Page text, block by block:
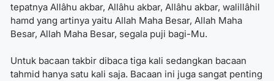
tepatnya Allâhu akbar, Allâhu akbar, Allâhu akbar, walillâhil
hamd yang artinya yaitu Allah Maha Besar, Allah Maha
Besar, Allah Maha Besar, segala puji bagi-Mu.
Untuk bacaan takbir dibaca tiga kali sedangkan bacaan
tahmid hanya satu kali saja. Bacaan ini juga sangat penting